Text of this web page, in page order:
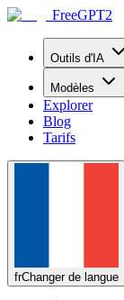
FreeGPT2
Outils d'IA
Modèles
Explorer
Blog
Tarifs
frChanger de langue